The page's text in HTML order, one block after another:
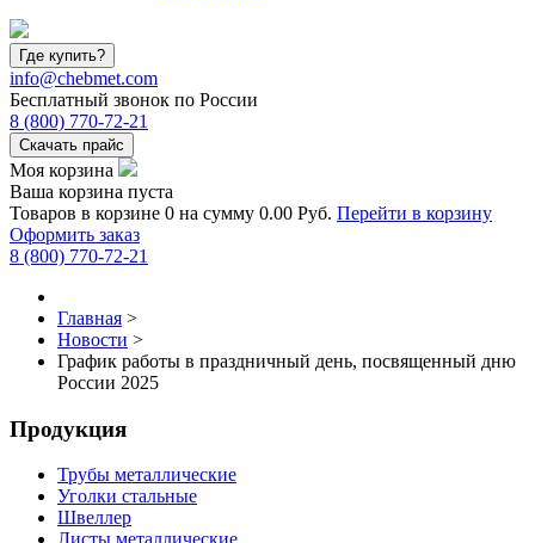
Где купить?
info@chebmet.com
Бесплатный звонок по России
8 (800) 770-72-21
Скачать прайс
Моя корзина
Ваша корзина пуста
Товаров в корзине 0 на сумму 0.00 Руб. Перейти в корзину
Оформить заказ
8 (800) 770-72-21
Главная >
Новости >
График работы в праздничный день, посвященный дню
России 2025
Продукция
Трубы металлические
Уголки стальные
Швеллер